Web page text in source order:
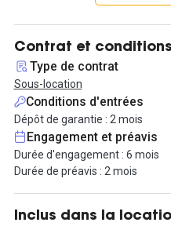
entièrement refaits en juin
bureau est de 6 à 8 personnes.
sont mis à disposition des
d’attente avec machine
indépendants avec lave main,
placards. Vous pouvez
de 11 m², accueillant jusqu'à 8
Les bureaux sont accessibles
sont comprises : chauffage,
Contactez-nous rapidement
Contrat et
Type de contrat
Sous-location
Conditions d'entrées
Dépôt de garantie : 2 mois
Engagement et préavis
Durée d'engagement : 6 mois
Durée de préavis : 2 mois
Inclus dans la